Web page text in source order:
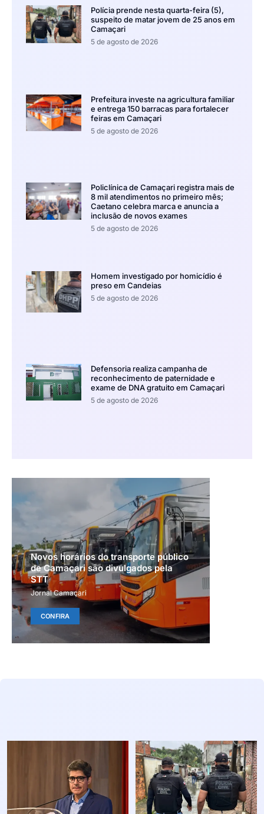
Polícia prende nesta quarta-feira (5),
suspeito de matar jovem de 25 anos em
Camaçari
5 de agosto de 2026
Prefeitura investe na agricultura familiar
e entrega 150 barracas para fortalecer
feiras em Camaçari
5 de agosto de 2026
Policlínica de Camaçari registra mais de
8 mil atendimentos no primeiro mês;
Caetano celebra marca e anuncia a
inclusão de novos exames
5 de agosto de 2026
Homem investigado por homicídio é
preso em Candeias
5 de agosto de 2026
Defensoria realiza campanha de
reconhecimento de paternidade e
exame de DNA gratuito em Camaçari
5 de agosto de 2026
Novos horários do transporte público
de Camaçari são divulgados pela
STT
Jornal Camaçari
CONFIRA